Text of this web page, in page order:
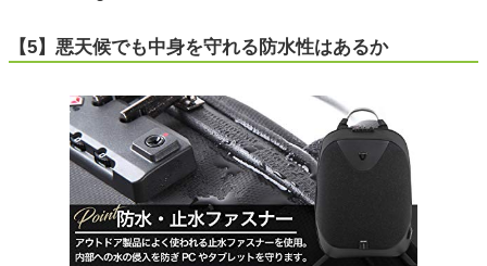
【5】悪天候でも中身を守れる防水性はあるか